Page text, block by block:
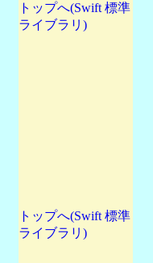
トップへ(Swift 標準
ライブラリ)
トップへ(Swift 標準
ライブラリ)